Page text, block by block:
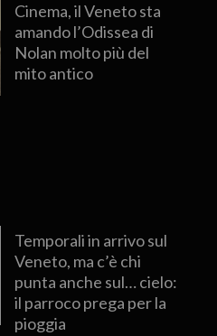
Cinema, il Veneto sta
amando l’Odissea di
Nolan molto più del
mito antico
Temporali in arrivo sul
Veneto, ma c’è chi
punta anche sul… cielo:
il parroco prega per la
pioggia